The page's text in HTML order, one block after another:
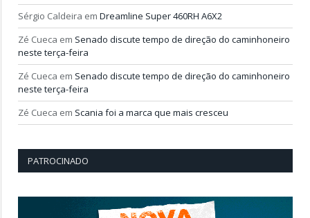
Sérgio Caldeira em Dreamline Super 460RH A6X2
Zé Cueca em Senado discute tempo de direção do caminhoneiro
neste terça-feira
Zé Cueca em Senado discute tempo de direção do caminhoneiro
neste terça-feira
Zé Cueca em Scania foi a marca que mais cresceu
PATROCINADO